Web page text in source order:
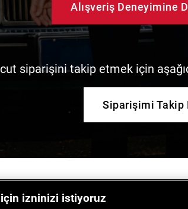
Alışveriş Deneyimine
siparişini takip etmek için
Siparişimi Takip
izninizi istiyoruz